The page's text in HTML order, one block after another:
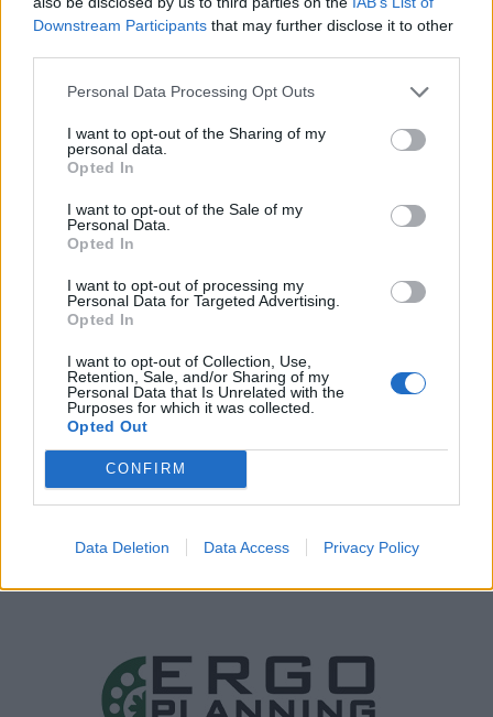
Downstream Participants that may further disclose it to other
Personal Data Processing Opt Outs
I want to opt-out of the Sharing of my
personal data.
Opted In
I want to opt-out of the Sale of my
Personal Data.
Opted In
I want to opt-out of processing my
Personal Data for Targeted Advertising.
Opted In
I want to opt-out of Collection, Use,
Retention, Sale, and/or Sharing of my
Personal Data that Is Unrelated with the
Purposes for which it was collected.
Opted Out
CONFIRM
Data Deletion Data Access Privacy Policy